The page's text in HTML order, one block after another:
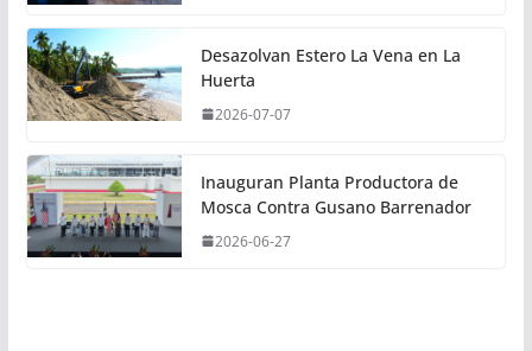
Desazolvan Estero La Vena en La
Huerta
2026-07-07
Inauguran Planta Productora de
Mosca Contra Gusano Barrenador
2026-06-27